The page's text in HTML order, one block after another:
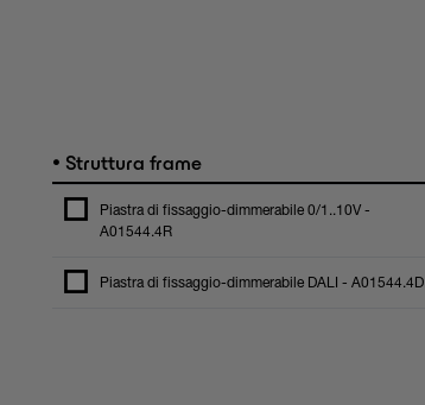
• Struttura frame
Piastra di fissaggio-dimmerabile 0/1..10V -
A01544.4R
Piastra di fissaggio-dimmerabile DALI - A01544.4D